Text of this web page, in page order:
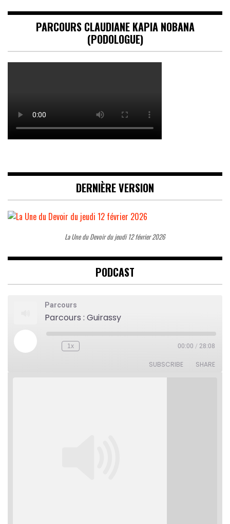
PARCOURS CLAUDIANE KAPIA NOBANA
(PODOLOGUE)
DERNIÈRE VERSION
La Une du Devoir du jeudi 12 février 2026
PODCAST
Parcours
Parcours : Guirassy
Play
Episode
Rewind
1x 00:00 / 28:08
SUBSCRIBE SHARE